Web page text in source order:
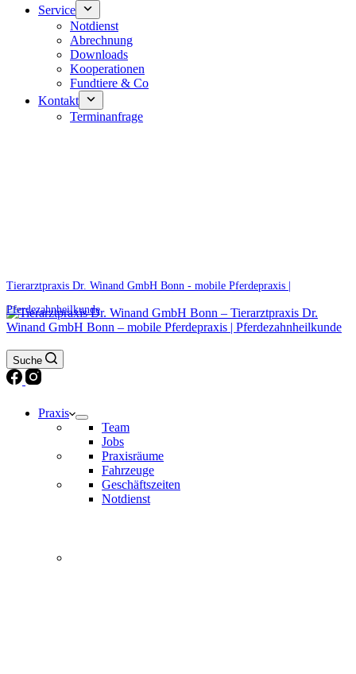
Service
Notdienst
Abrechnung
Downloads
Kooperationen
Fundtiere & Co
Kontakt
Terminanfrage
Tierarztpraxis Dr. Winand GmbH Bonn - mobile Pferdepraxis |
Pferdezahnheilkunde
Suche
Praxis
Team
Jobs
Praxisräume
Fahrzeuge
Geschäftszeiten
Notdienst